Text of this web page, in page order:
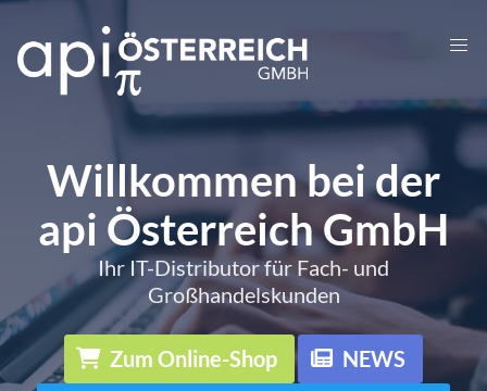
Willkommen bei der
api Österreich GmbH
Ihr IT-Distributor für Fach- und
Großhandelskunden
Zum Online-Shop
NEWS